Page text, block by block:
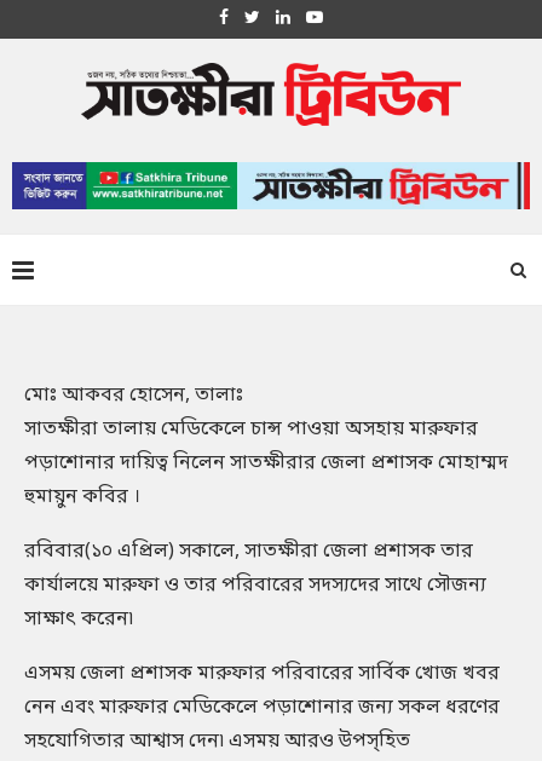
মোঃ আকবর হোসেন, তালাঃ
সাতক্ষীরা তালায় মেডিকেলে চান্স পাওয়া অসহায় মারুফার
পড়াশোনার দায়িত্ব নিলেন সাতক্ষীরার জেলা প্রশাসক মোহাম্মদ
হুমায়ুন কবির ।
রবিবার(১০ এপ্রিল) সকালে, সাতক্ষীরা জেলা প্রশাসক তার
কার্যালয়ে মারুফা ও তার পরিবারের সদস্যদের সাথে সৌজন্য
সাক্ষাৎ করেন৷
এসময় জেলা প্রশাসক মারুফার পরিবারের সার্বিক খোজ খবর
নেন এবং মারুফার মেডিকেলে পড়াশোনার জন্য সকল ধরণের
সহযোগিতার আশ্বাস দেন৷ এসময় আরও উপস্হিত